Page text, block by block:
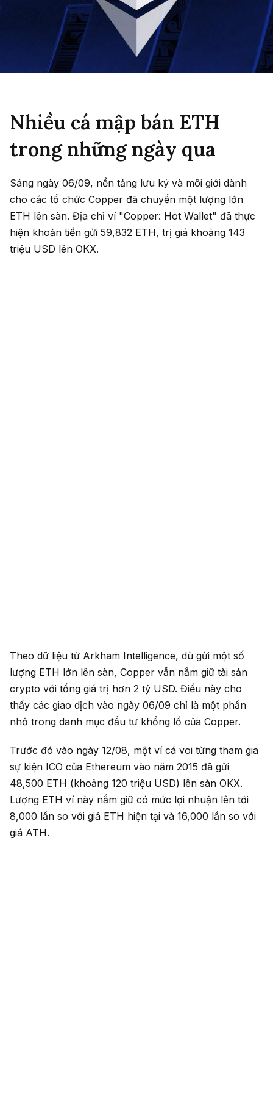
Nhiều cá mập bán ETH
trong những ngày qua
Sáng ngày 06/09, nền tảng lưu ký và môi giới dành
cho các tổ chức Copper đã chuyển một lượng lớn
ETH lên sàn. Địa chỉ ví "Copper: Hot Wallet" đã thực
hiện khoản tiền gửi 59,832 ETH, trị giá khoảng 143
triệu USD lên OKX.
Theo dữ liệu từ Arkham Intelligence, dù gửi một số
lượng ETH lớn lên sàn, Copper vẫn nắm giữ tài sản
crypto với tổng giá trị hơn 2 tỷ USD. Điều này cho
thấy các giao dịch vào ngày 06/09 chỉ là một phần
nhỏ trong danh mục đầu tư khổng lồ của Copper.
Trước đó vào ngày 12/08, một ví cá voi từng tham gia
sự kiện ICO của Ethereum vào năm 2015 đã gửi
48,500 ETH (khoảng 120 triệu USD) lên sàn OKX.
Lượng ETH ví này nắm giữ có mức lợi nhuận lên tới
8,000 lần so với giá ETH hiện tại và 16,000 lần so với
giá ATH.